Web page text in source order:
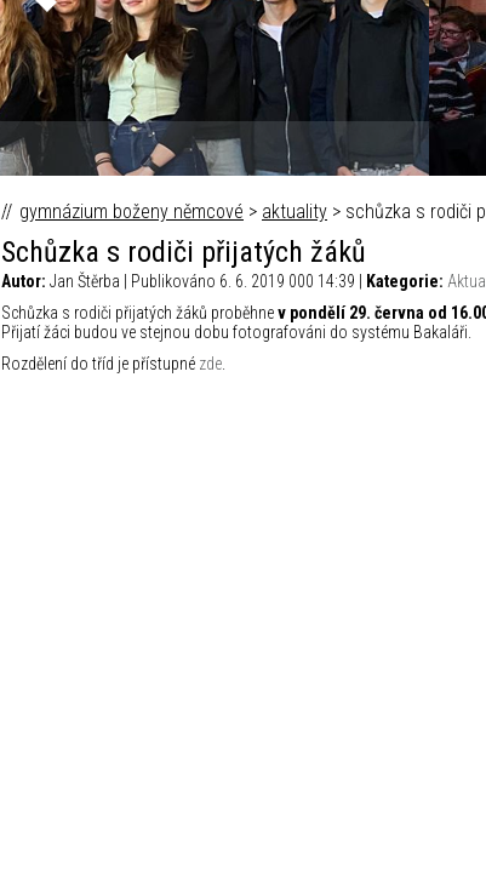
gymnázium boženy němcové > aktuality > schůzka s rodiči
Schůzka s rodiči přijatých žáků
Autor: Jan Štěrba | Publikováno 6. 6. 2019 000 14:39 | Kategorie:
Schůzka s rodiči přijatých žáků proběhnev pondělí 29. června od
Přijatí žáci budou ve stejnou dobu fotografováni do systému Bakaláři.
Rozdělení do tříd je přístupné zde